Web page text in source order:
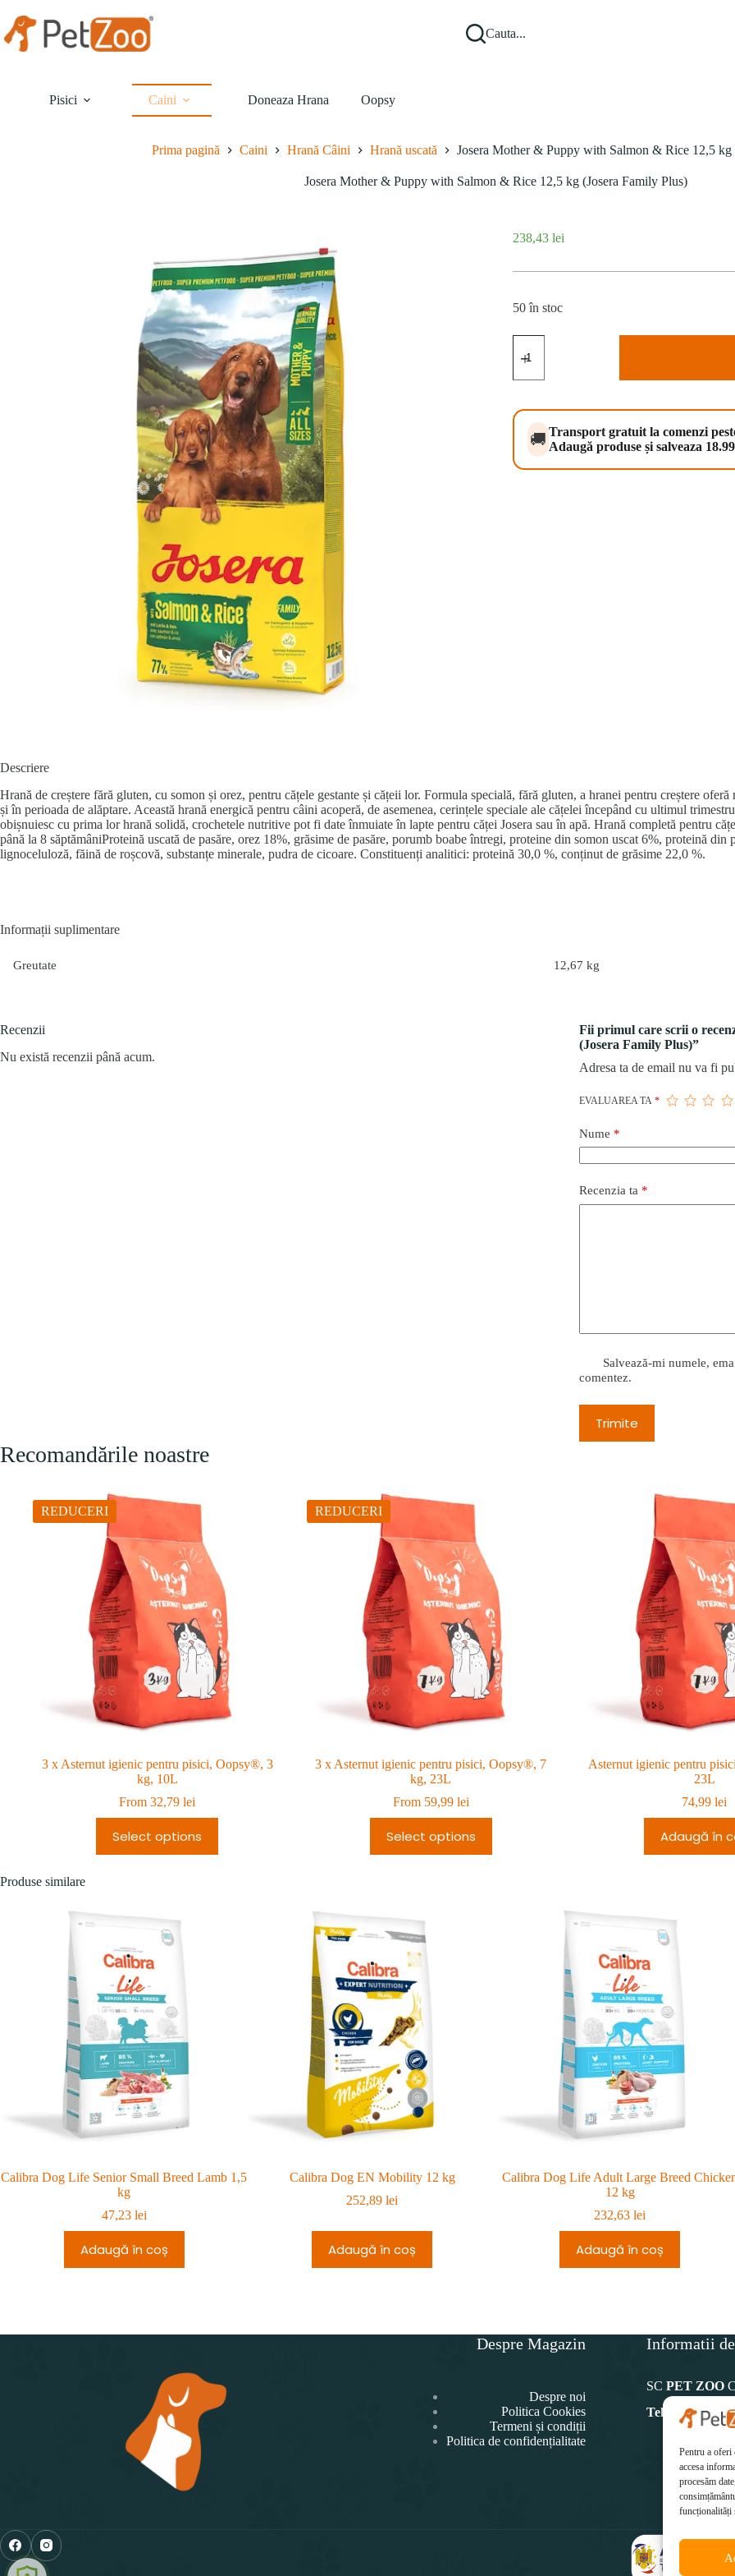
Pentru a oferi
accesa
procesăm
funcționalități
conținut
Cauta...
Pisici Caini Doneaza Hrana Oopsy
Prima pagină Caini Hrană Câini Hrană uscată Josera Mother & Puppy with Salmon & Rice 12,5 kg
Josera Mother & Puppy with Salmon & Rice 12,5 kg (Josera Family Plus)
238,43 lei
50 în stoc
Josera
&
with
Salmon
Rice
12,5
🚚 Transport gratuit la comenzi
Adaugă produse și salveaza
Descriere
Hrană de creștere fără gluten, cu somon și orez, pentru cățele gestante și cățeii lor. Formula specială, fără gluten, a hranei pentru creștere
și în perioada de alăptare. Această hrană energică pentru câini acoperă, de asemenea, cerințele speciale ale cățelei începând cu ultimul
obișnuiesc cu prima lor hrană solidă, crochetele nutritive pot fi date înmuiate în lapte pentru căței Josera sau în apă. Hrană completă pentru
până la 8 săptămâniProteină uscată de pasăre, orez 18%, grăsime de pasăre, porumb boabe întregi, proteine din somon uscat 6%, proteină
lignoceluloză, făină de roșcovă, substanțe minerale, pudra de cicoare. Constituenți analitici: proteină 30,0 %, conținut de grăsime 22,0 %.
Informații suplimentare
Greutate 12,67 kg
Recenzii
Nu există recenzii până acum.
Fii primul care scrii o
(Josera Family Plus)”
Adresa ta de email nu va fi
EVALUAREA TA *
Nume *
Recenzia ta *
Salvează-mi numele,
comentez.
Trimite
Recomandările noastre
REDUCERI
3 x Asternut igienic pentru pisici, Oopsy®, 3
kg, 10L
From 32,79lei
Select options
REDUCERI
3 x Asternut igienic pentru pisici, Oopsy®, 7
kg, 23L
From 59,99 lei
Select options
Asternut igienic pentru
23L
74,99lei
Adaugă în
Produse similare
Calibra Dog Life Senior Small Breed Lamb 1,5
kg
47,23 lei
Adaugă în coș
Calibra Dog EN Mobility 12 kg
252,89lei
Adaugă în coș
Calibra Dog Life Adult Large Breed
12 kg
232,63lei
Adaugă în coș
Despre Magazin
Despre noi
Politica Cookies
Termeni și condiții
Politica de confidențialitate
Informatii
SC PET ZOO
Telefon:
0771